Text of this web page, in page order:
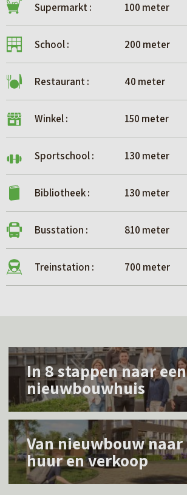
Supermarkt : 100 meter
School : 200 meter
Restaurant : 40 meter
Winkel : 150 meter
Sportschool : 130 meter
Bibliotheek : 130 meter
Busstation : 810 meter
Treinstation : 700 meter
L
s
m
e
In 8 stappen naar een
nieuwbouwhuis
L
e
s
Van nieuwbouw naar
huur en verkoop